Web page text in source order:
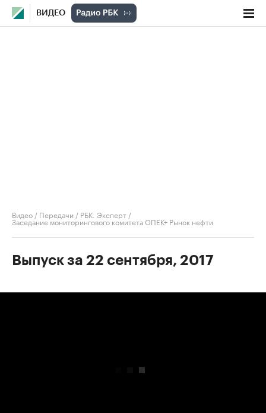
ВИДЕО
Видео / Передачи / РБК. Эксперт /
Заседание мониторингового комитета ОПЕК+ Рынок нефти
Выпуск за 22 сентября, 2017